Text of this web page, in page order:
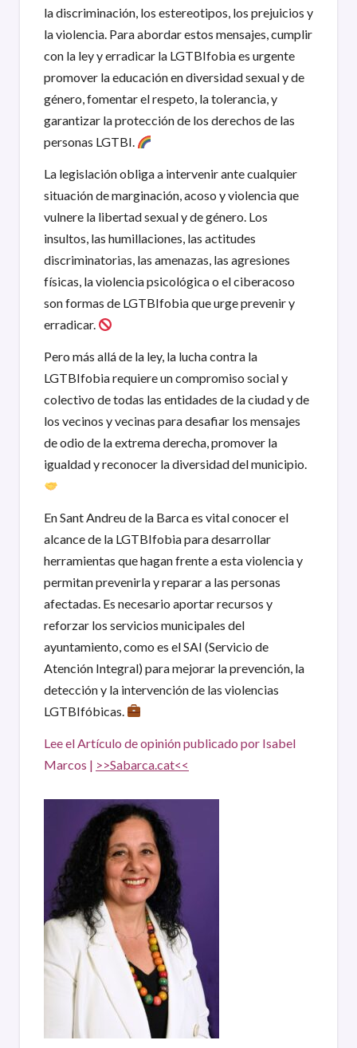
la discriminación, los estereotipos, los prejuicios y
la violencia. Para abordar estos mensajes, cumplir
con la ley y erradicar la LGTBIfobia es urgente
promover la educación en diversidad sexual y de
género, fomentar el respeto, la tolerancia, y
garantizar la protección de los derechos de las
personas LGTBI.
La legislación obliga a intervenir ante cualquier
situación de marginación, acoso y violencia que
vulnere la libertad sexual y de género. Los
insultos, las humillaciones, las actitudes
discriminatorias, las amenazas, las agresiones
físicas, la violencia psicológica o el ciberacoso
son formas de LGTBIfobia que urge prevenir y
erradicar.
Pero más allá de la ley, la lucha contra la
LGTBIfobia requiere un compromiso social y
colectivo de todas las entidades de la ciudad y de
los vecinos y vecinas para desafiar los mensajes
de odio de la extrema derecha, promover la
igualdad y reconocer la diversidad del municipio.
En Sant Andreu de la Barca es vital conocer el
alcance de la LGTBIfobia para desarrollar
herramientas que hagan frente a esta violencia y
permitan prevenirla y reparar a las personas
afectadas. Es necesario aportar recursos y
reforzar los servicios municipales del
ayuntamiento, como es el SAI (Servicio de
Atención Integral) para mejorar la prevención, la
detección y la intervención de las violencias
LGTBIfóbicas.
Lee el Artículo de opinión publicado por Isabel
Marcos | >>Sabarca.cat<<